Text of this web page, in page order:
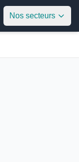
Nos secteurs